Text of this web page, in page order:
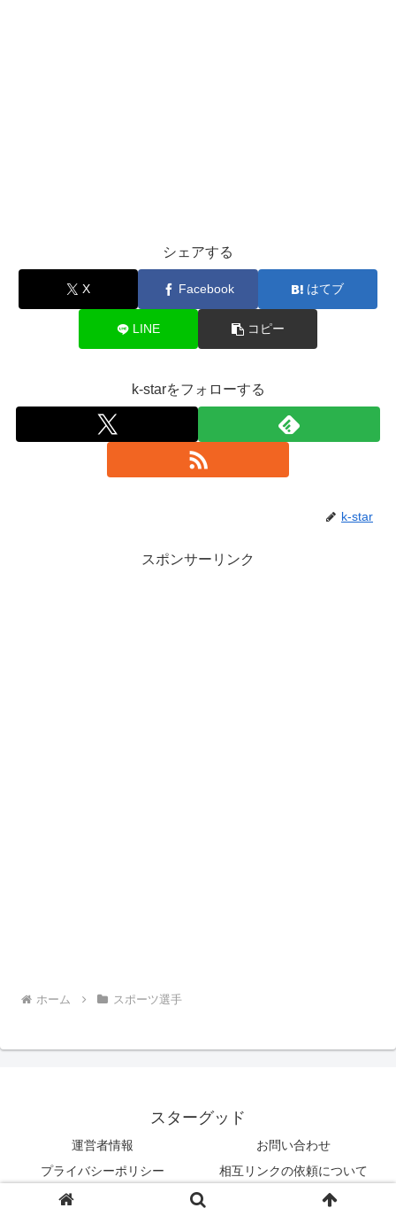
シェアする
X Facebook はてブ
LINE コピー
k-starをフォローする
k-star
スポンサーリンク
ホーム スポーツ選手
スターグッド
運営者情報
お問い合わせ
プライバシーポリシー
相互リンクの依頼について
© 2020 スターグッド.